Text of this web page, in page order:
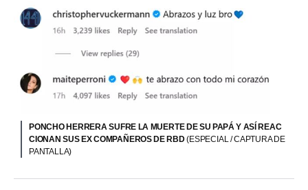
PONCHO HERRERA SUFRE LA MUERTE DE SU PAPÁ Y ASÍ REAC
CIONAN SUS EX COMPAÑEROS DE RBD(ESPECIAL / CAPTURA DE
PANTALLA)